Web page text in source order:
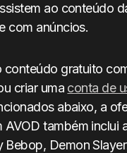
ao conteúdo
com anúncios.
conteúdo gratuito
criar uma conta de
abaixo, a
AVOD também inclui
Bebop, Demon